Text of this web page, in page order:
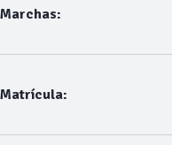
Marchas:
Matrícula: